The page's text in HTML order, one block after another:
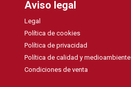
Aviso legal
Legal
Política de cookies
Política de privacidad
Política de calidad y medioambiente
Condiciones de venta